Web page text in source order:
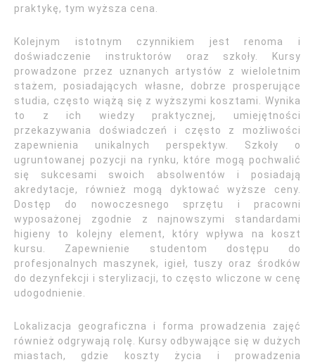
praktykę, tym wyższa cena.
Kolejnym istotnym czynnikiem jest renoma i
doświadczenie instruktorów oraz szkoły. Kursy
prowadzone przez uznanych artystów z wieloletnim
stażem, posiadających własne, dobrze prosperujące
studia, często wiążą się z wyższymi kosztami. Wynika
to z ich wiedzy praktycznej, umiejętności
przekazywania doświadczeń i często z możliwości
zapewnienia unikalnych perspektyw. Szkoły o
ugruntowanej pozycji na rynku, które mogą pochwalić
się sukcesami swoich absolwentów i posiadają
akredytacje, również mogą dyktować wyższe ceny.
Dostęp do nowoczesnego sprzętu i pracowni
wyposażonej zgodnie z najnowszymi standardami
higieny to kolejny element, który wpływa na koszt
kursu. Zapewnienie studentom dostępu do
profesjonalnych maszynek, igieł, tuszy oraz środków
do dezynfekcji i sterylizacji, to często wliczone w cenę
udogodnienie.
Lokalizacja geograficzna i forma prowadzenia zajęć
również odgrywają rolę. Kursy odbywające się w dużych
miastach, gdzie koszty życia i prowadzenia